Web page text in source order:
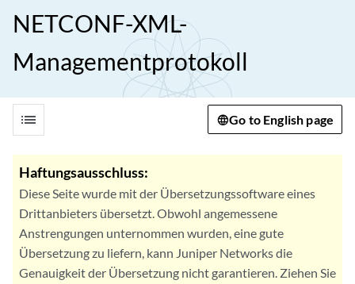
NETCONF-XML-
Managementprotokoll
list Go to English page
Haftungsausschluss:
Diese Seite wurde mit der Übersetzungssoftware eines
Drittanbieters übersetzt. Obwohl angemessene
Anstrengungen unternommen wurden, eine gute
Übersetzung zu liefern, kann Juniper Networks die
Genauigkeit der Übersetzung nicht garantieren. Ziehen Sie